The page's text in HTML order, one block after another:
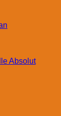
Absolut